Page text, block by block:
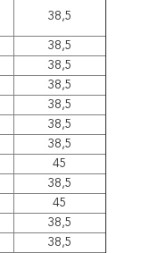
38,5
38,5
38,5
38,5
38,5
38,5
38,5
45
38,5
45
38,5
38,5